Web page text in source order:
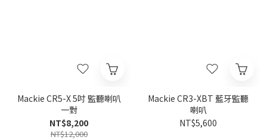
Mackie CR5-X 5吋 監聽喇叭
一對
NT$8,200
NT$12,000
Mackie CR3-XBT 藍牙監聽
喇叭
NT$5,600